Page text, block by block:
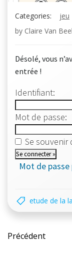
Categories:
jeu
by Claire Van
Désolé, vous
entrée !
Identifiant:
Mot de passe:
Se souvenir
Mot de passe
etude de la
Post
Précédent